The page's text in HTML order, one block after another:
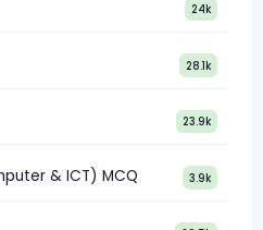
24k
28.1k
23.9k
& ICT) MCQ 3.9k